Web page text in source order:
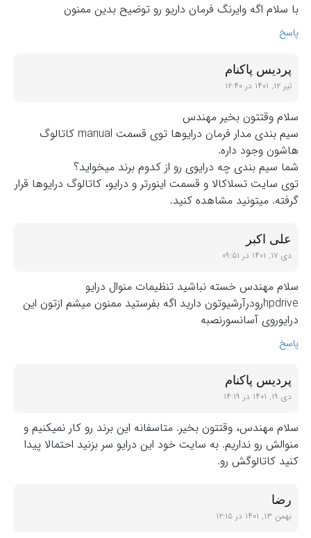
با سلام اگه وایرنگ فرمان داریو رو توضیح بدین ممنون
پاسخ
پردیس پاکنام
تیر ۱۲, ۱۴۰۱ در ۱۲:۴۰
سلام وقتتون بخیر مهندس
سیم بندی مدار فرمان درایوها توی قسمت manual کاتالوگ
هاشون وجود داره.
شما سیم بندی چه درایوی رو از کدوم برند میخواید؟
توی سایت تسلاکالا و قسمت اینورتر و درایو، کاتالوگ درایوها قرار
گرفته. میتونید مشاهده کنید.
علی اکبر
دی ۱۷, ۱۴۰۱ در ۰۹:۵۱
سلام مهندس خسته نباشید تنظیمات منوال درایو
hpdriveرودرآرشیوتون دارید اگه بفرستید ممنون میشم ازتون این
درایوروی آسانسورنصبه
پاسخ
پردیس پاکنام
دی ۱۹, ۱۴۰۱ در ۱۴:۱۹
سلام مهندس، وقتتون بخیر. متاسفانه این برند رو کار نمیکنیم و
منوالش رو نداریم. به سایت خود این درایو سر بزنید احتمالا پیدا
کنید کاتالوگش رو.
رضا
بهمن ۱۳, ۱۴۰۱ در ۱۲:۱۵